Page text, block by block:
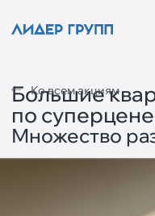
Большие
по суперцене
Ко всем акциям
Множество